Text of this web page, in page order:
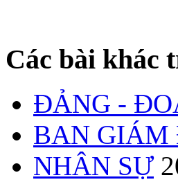
Các bài khác
ĐẢNG -
BAN GIÁM
NHÂN SỰ